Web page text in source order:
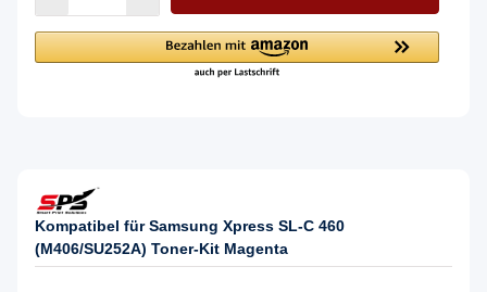
Kompatibel für Samsung Xpress SL-C 460
(M406/SU252A) Toner-Kit Magenta